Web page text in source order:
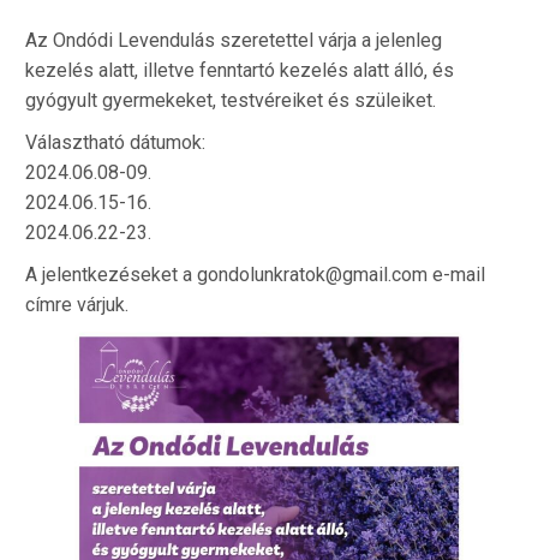
Az Ondódi Levendulás szeretettel várja a jelenleg
kezelés alatt, illetve fenntartó kezelés alatt álló, és
gyógyult gyermekeket, testvéreiket és szüleiket.
Választható dátumok:
2024.06.08-09.
2024.06.15-16.
2024.06.22-23.
A jelentkezéseket a gondolunkratok@gmail.com e-mail
címre várjuk.